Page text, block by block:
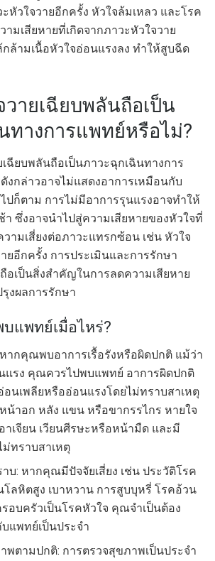
หัวใจวายอีกครั้ง หัวใจล้มเหลว และโรค
มเสียหายที่เกิดจากภาวะหัวใจวาย
ล้ามเนื้อหัวใจอ่อนแรงลง ทำให้สูบฉีด
วายเฉียบพลันถือเป็น
ทางการแพทย์หรือไม่?
ฉียบพลันถือเป็นภาวะฉุกเฉินทางการ
งกล่าวอาจไม่แสดงอาการเหมือนกับ
ปก็ตาม การไม่มีอาการรุนแรงอาจทำให้
ซึ่งอาจนำไปสู่ความเสียหายของหัวใจที่
ามเสี่ยงต่อภาวะแทรกซ้อน เช่น หัวใจ
ยอีกครั้ง การประเมินและการรักษา
เป็นสิ่งสำคัญในการลดความเสียหาย
งผลการรักษา
แพทย์เมื่อไหร่?
หากคุณพบอาการเรื้อรังหรือผิดปกติ แม้ว่า
แรง คุณควรไปพบแพทย์ อาการผิดปกติ
อนเพลียหรืออ่อนแรงโดยไม่ทราบสาเหตุ
น้าอก หลัง แขน หรือขากรรไกร หายใจ
เจียน เวียนศีรษะหรือหน้ามืด และมี
ม่ทราบสาเหตุ
าบ: หากคุณมีปัจจัยเสี่ยง เช่น ประวัติโรค
ลหิตสูง เบาหวาน การสูบบุหรี่ โรคอ้วน
อบครัวเป็นโรคหัวใจ คุณจำเป็นต้อง
แพทย์เป็นประจำ
พตามปกติ: การตรวจสุขภาพเป็นประจำ